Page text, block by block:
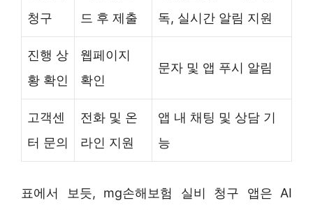
청구
드 후 제출
독, 실시간 알림 지원
진행 상
황 확인
웹페이지
확인
문자 및 앱 푸시 알림
고객센
터 문의
전화 및 온
라인 지원
앱 내 채팅 및 상담 기
능
표에서 보듯, mg손해보험 실비 청구 앱은 AI